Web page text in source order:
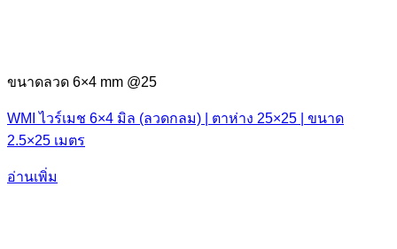
ขนาดลวด 6×4 mm @25
WMI ไวร์เมช 6×4 มิล (ลวดกลม) | ตาห่าง 25×25 | ขนาด
2.5×25 เมตร
อ่านเพิ่ม